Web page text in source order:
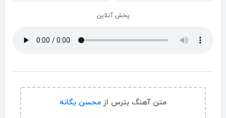
پخش آنلاین
متن آهنگ بترس از محسن یگانه